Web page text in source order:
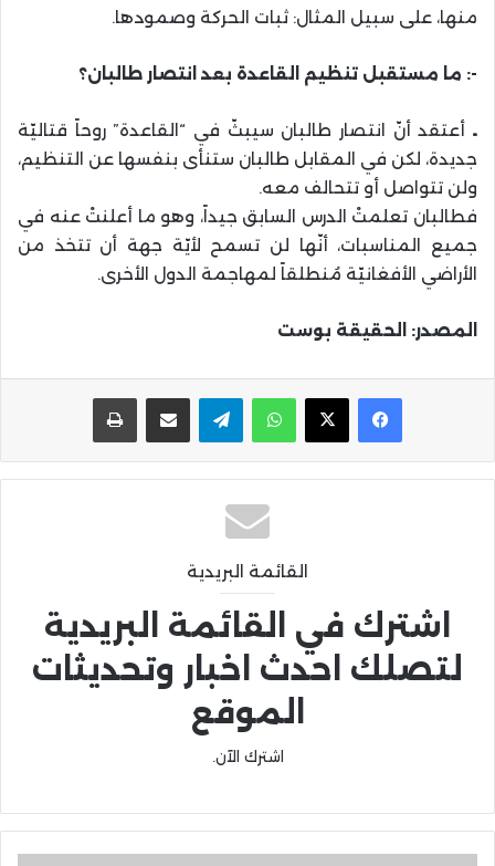
منها، على سبيل المثال: ثبات الحركة وصمودها.
-: ما مستقبل تنظيم القاعدة بعد انتصار طالبان؟
ـ أعتقد أنّ انتصار طالبان سيبثّ في “القاعدة” روحاً قتاليّة
جديدة، لكن في المقابل طالبان ستنأى بنفسها عن التنظيم،
ولن تتواصل أو تتحالف معه.
فطالبان تعلمتْ الدرس السابق جيداً، وهو ما أعلنتْ عنه في
جميع المناسبات، أنّها لن تسمح لأيّة جهة أن تتخذ من
الأراضي الأفغانيّة مُنطلقاً لمهاجمة الدول الأخرى.
المصدر: الحقيقة بوست
واتساب تيلقرام مشاركة عبر البريد
القائمة البريدية
اشترك في القائمة البريدية
لتصلك احدث اخبار وتحديثات
الموقع
اشترك الآن.